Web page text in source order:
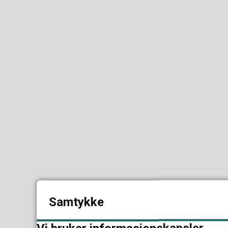
Samtykke